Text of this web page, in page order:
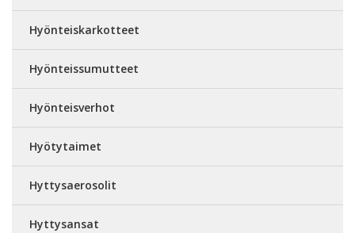
Hyönteiskarkotteet
Hyönteissumutteet
Hyönteisverhot
Hyötytaimet
Hyttysaerosolit
Hyttysansat